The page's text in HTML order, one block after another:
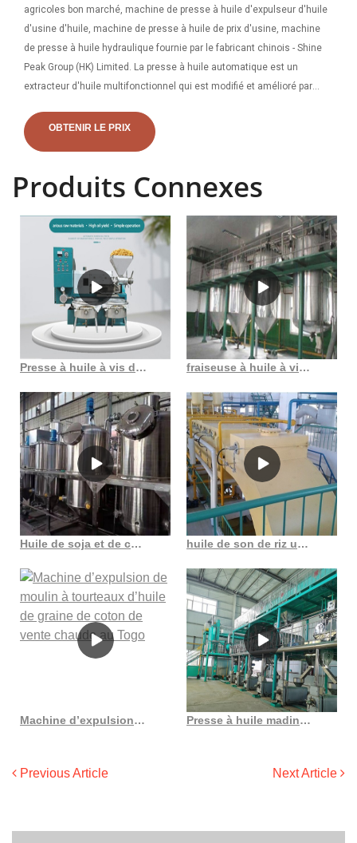
agricoles bon marché, machine de presse à huile d'expulseur d'huile
d'usine d'huile, machine de presse à huile de prix d'usine, machine
de presse à huile hydraulique fournie par le fabricant chinois - Shine
Peak Group (HK) Limited. La presse à huile automatique est un
extracteur d'huile multifonctionnel qui est modifié et amélioré par
de pressage de l’huile est entièrement automatique. Par conséquent,
lorsque la matière première est chargée dans le
OBTENIR LE PRIX
Produits Connexes
Presse à huile à vis dl zyj10, presse à huile de sésame facile au Burundi fraiseuse à huile à vis multifonctionnelle au Costa Rica
Huile de soja et de canola multifonction en Chine, vente en gros huile de son de riz un aperçu des sujets scientifiques directs au Costa Rica
Machine d’expulsion de moulin à tourteaux d’huile de graine de coton de vente chaude au Togo Presse à huile madina pour presse à huile, machine de compression à froid
Previous Article Next Article